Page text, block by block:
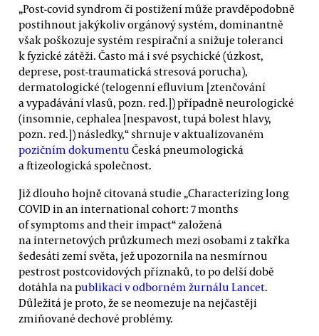
„Post-covid syndrom či postižení může pravděpodobně
postihnout jakýkoliv orgánový systém, dominantně
však poškozuje systém respirační a snižuje toleranci
k fyzické zátěži. Často má i své psychické (úzkost,
deprese, post-traumatická stresová porucha),
dermatologické (telogenní efluvium [ztenčování
a vypadávání vlasů, pozn. red.]) případně neurologické
(insomnie, cephalea [nespavost, tupá bolest hlavy,
pozn. red.]) následky,“ shrnuje v aktualizovaném
pozičním dokumentu Česká pneumologická
a ftizeologická společnost.
Již dlouho hojně citovaná studie „Characterizing long
COVID in an international cohort: 7 months
of symptoms and their impact“ založená
na internetových průzkumech mezi osobami z takřka
šedesáti zemí světa, jež upozornila na nesmírnou
pestrost postcovidových příznaků, to po delší době
dotáhla na publikaci v odborném žurnálu Lancet.
Důležitá je proto, že se neomezuje na nejčastěji
zmiňované dechové problémy.